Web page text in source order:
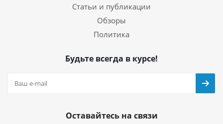
Статьи и публикации
Обзоры
Политика
Будьте всегда в курсе!
Оставайтесь на связи